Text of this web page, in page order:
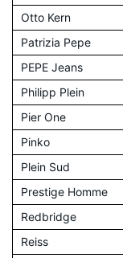
Otto Kern
Patrizia Pepe
PEPE Jeans
Philipp Plein
Pier One
Pinko
Plein Sud
Prestige Homme
Redbridge
Reiss